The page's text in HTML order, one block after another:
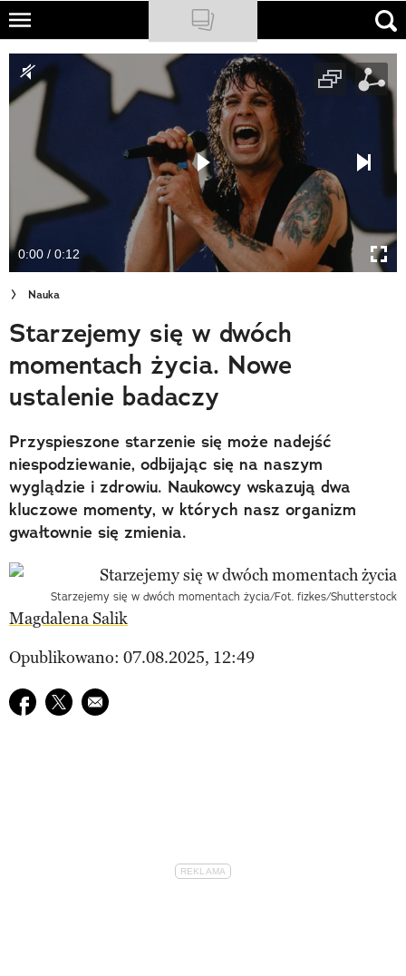
Skip
main
content
NATIONAL GEOGRAPHIC
TRAVELER
PODCASTY
Newsletter
Cuda Polski
Wielki Konkurs Fotograficzny
Trendbook Podróżniczy
Polecane
0:00 / 0:12
Nauka
Starzejemy się w dwóch
momentach życia. Nowe
ustalenie badaczy
Przyspieszone starzenie się może nadejść
niespodziewanie, odbijając się na naszym
wyglądzie i zdrowiu. Naukowcy wskazują dwa
kluczowe momenty, w których nasz organizm
gwałtownie się zmienia.
Starzejemy się w dwóch momentach życia/Fot. fizkes/Shutterstock
Magdalena Salik
Opublikowano: 07.08.2025, 12:49
Udostępnij na facebook
Udostępnij na twitter
E-mail do przyjaciela